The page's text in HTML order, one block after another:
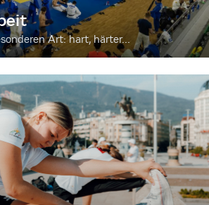
Art: hart, härter...